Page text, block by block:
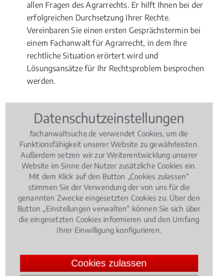
allen Fragen des Agrarrechts. Er hilft Ihnen bei der
erfolgreichen Durchsetzung Ihrer Rechte.
Vereinbaren Sie einen ersten Gesprächstermin bei
einem Fachanwalt für Agrarrecht, in dem Ihre
rechtliche Situation erörtert wird und
Lösungsansätze für Ihr Rechtsproblem besprochen
werden.
Rechtsbeiträge zu Agrarrecht
Agrarrecht, 02.08.2018 (Update 26.06.2026)
Pferdekauf, Haltung, Haftung: Was
rechtlich wichtig ist
Datenschutzeinstellungen
fachanwaltsuche.de verwendet Cookies, um die
Funktionsfähigkeit unserer Website zu gewährleisten.
Außerdem setzen wir zur Weiterentwicklung unserer
Website im Sinne der Nutzer zusätzliche Cookies ein.
Mit dem Klick auf den Button „Cookies zulassen“
stimmen Sie der Verwendung der von uns für die
genannten Zwecke eingesetzten Cookies zu. Über den
Button „Einstellungen verwalten“ können Sie sich über
die eingesetzten Cookies informieren und den Umfang
Ihrer Einwilligung konfigurieren.
Cookies zulassen